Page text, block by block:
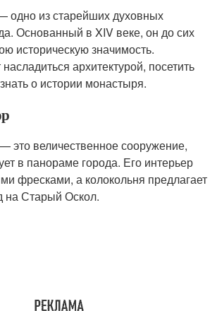
одно из старейших духовных
Основанный в XIV веке, он до сих
историческую значимость.
архитектурой, посетить
о истории монастыря.
это величественное сооружение,
в панораме города. Его интерьер
фресками, а колокольня предлагает
на Старый Оскол.